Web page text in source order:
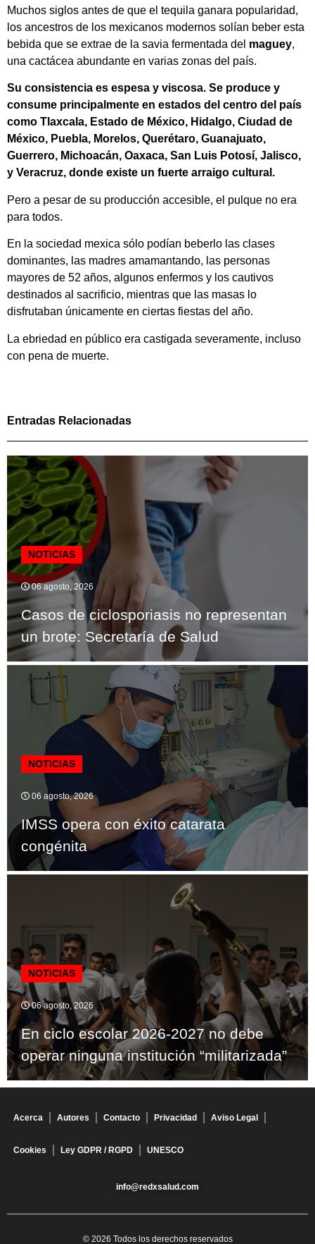
Muchos siglos antes de que el tequila ganara popularidad,
los ancestros de los mexicanos modernos solían beber esta
bebida que se extrae de la savia fermentada del maguey,
una cactácea abundante en varias zonas del país.
Su consistencia es espesa y viscosa. Se produce y
consume principalmente en estados del centro del país
como Tlaxcala, Estado de México, Hidalgo, Ciudad de
México, Puebla, Morelos, Querétaro, Guanajuato,
Guerrero, Michoacán, Oaxaca, San Luis Potosí, Jalisco,
y Veracruz, donde existe un fuerte arraigo cultural.
Pero a pesar de su producción accesible, el pulque no era
para todos.
En la sociedad mexica sólo podían beberlo las clases
dominantes, las madres amamantando, las personas
mayores de 52 años, algunos enfermos y los cautivos
destinados al sacrificio, mientras que las masas lo
disfrutaban únicamente en ciertas fiestas del año.
La ebriedad en público era castigada severamente, incluso
con pena de muerte.
Entradas Relacionadas
NOTICIAS
06 agosto, 2026
Casos de ciclosporiasis no representan
un brote: Secretaría de Salud
NOTICIAS
06 agosto, 2026
IMSS opera con éxito catarata
congénita
NOTICIAS
06 agosto, 2026
En ciclo escolar 2026-2027 no debe
operar ninguna institución “militarizada”
Acerca Autores Contacto Privacidad Aviso Legal
Cookies Ley GDPR / RGPD UNESCO
info@redxsalud.com
© 2026 Todos los derechos reservados